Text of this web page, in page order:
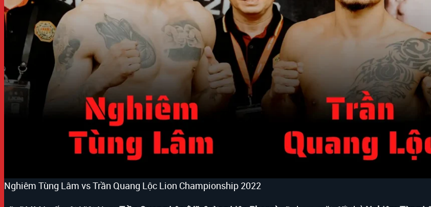
Nghiêm Tùng Lâm vs Trần Quang Lộc Lion Championship 2022